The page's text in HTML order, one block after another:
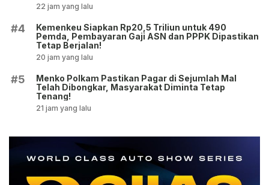
22 jam yang lalu
#4
Kemenkeu Siapkan Rp20,5 Triliun untuk 490
Pemda, Pembayaran Gaji ASN dan PPPK Dipastikan
Tetap Berjalan!
20 jam yang lalu
#5
Menko Polkam Pastikan Pagar di Sejumlah Mal
Telah Dibongkar, Masyarakat Diminta Tetap
Tenang!
21 jam yang lalu